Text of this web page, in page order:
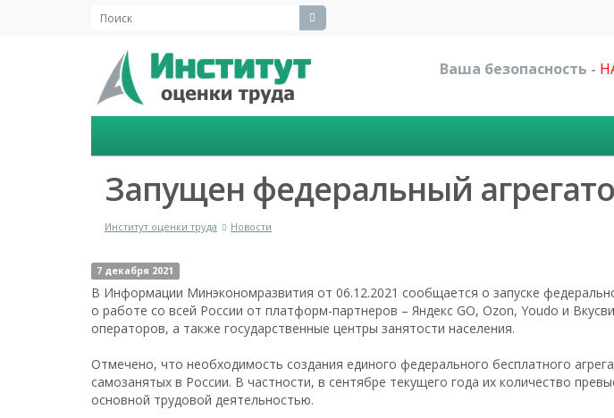
Ваша безопасность -
Запущен федеральный
Институт оценки труда Новости
7 декабря 2021
В Информации Минэкономразвития от 06.12.2021 сообщается о запуске
о работе со всей России от платформ-партнеров – Яндекс GO, Ozon, Youdo и
операторов, а также государственные центры занятости населения.
Отмечено, что необходимость создания единого федерального бесплатного
самозанятых в России. В частности, в сентябре текущего года их количество
основной трудовой деятельностью.